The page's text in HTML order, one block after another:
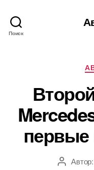
Поиск
первые
АвторАвтор: